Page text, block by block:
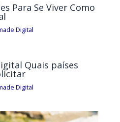
Para Se Viver Como
Digital
Quais países
Digital